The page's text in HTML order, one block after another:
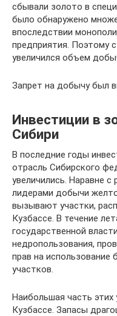
сбывали золото в
было обнаружено
впоследствии
предприятия. Поэтому
увеличился объем
Запрет на добычу был
Инвестиции в
Сибири
В последние годы
отрасль Сибирского
увеличились. Наравне
лидерами добычи
вызывают участки,
Кузбассе. В течение
государственной
недропользования,
прав на
участков.
Наибольшая часть этих
Кузбассе. Запасы